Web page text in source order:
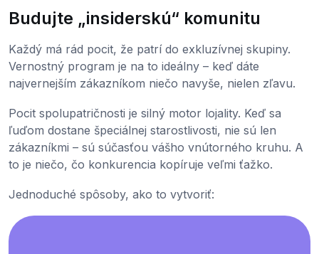
Budujte „insiderskú“ komunitu
Každý má rád pocit, že patrí do exkluzívnej skupiny.
Vernostný program je na to ideálny – keď dáte
najvernejším zákazníkom niečo navyše, nielen zľavu.
Pocit spolupatričnosti je silný motor lojality. Keď sa
ľuďom dostane špeciálnej starostlivosti, nie sú len
zákazníkmi – sú súčasťou vášho vnútorného kruhu. A
to je niečo, čo konkurencia kopíruje veľmi ťažko.
Jednoduché spôsoby, ako to vytvoriť: